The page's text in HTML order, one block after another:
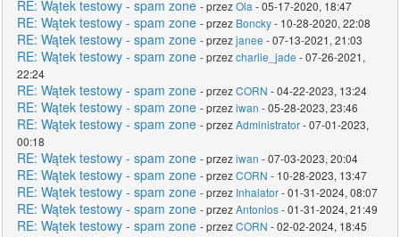
RE: Wątek testowy - spam zone - przezOla - 05-17-2020, 18:47
RE: Wątek testowy - spam zone - przez Boncky- 10-28-2020, 22:08
RE: Wątek testowy - spam zone - przezjanee - 07-13-2021, 21:03
RE: Wątek testowy - spam zone - przezcharlie_jade - 07-26-2021,
22:24
RE: Wątek testowy - spam zone - przezCORN - 04-22-2023, 13:24
RE: Wątek testowy - spam zone - przeziwan - 05-28-2023, 23:46
RE: Wątek testowy - spam zone - przezAdministrator- 07-01-2023,
00:18
RE: Wątek testowy - spam zone - przeziwan - 07-03-2023, 20:04
RE: Wątek testowy - spam zone - przezCORN - 10-28-2023, 13:47
RE: Wątek testowy - spam zone - przez Inhalator- 01-31-2024, 08:07
RE: Wątek testowy - spam zone - przezAntonios- 01-31-2024, 21:49
RE: Wątek testowy - spam zone - przezCORN - 02-02-2024, 18:45